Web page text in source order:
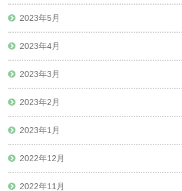
2023年5月
2023年4月
2023年3月
2023年2月
2023年1月
2022年12月
2022年11月